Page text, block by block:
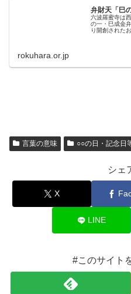
弁財天「巳
六波羅蜜寺は
の一・巳成金
り開創された
rokuhara.or.jp
言葉の意味 ○○の日・記念日
シェ
X
LINE
#このサイト